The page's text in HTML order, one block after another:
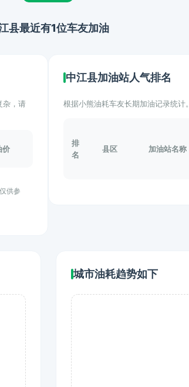
县最近有1位车友加油
杂，请
价
供参
中江县加油站人气排名
根据小熊油耗车友长期加油记录统计。
排
名
县区 加油站名称
城市油耗趋势如下